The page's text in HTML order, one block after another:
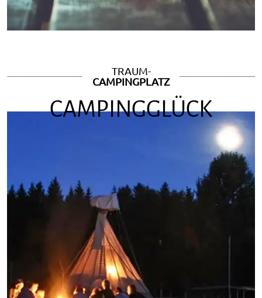
TRAUM-
CAMPINGPLATZ
CAMPINGGLÜCK